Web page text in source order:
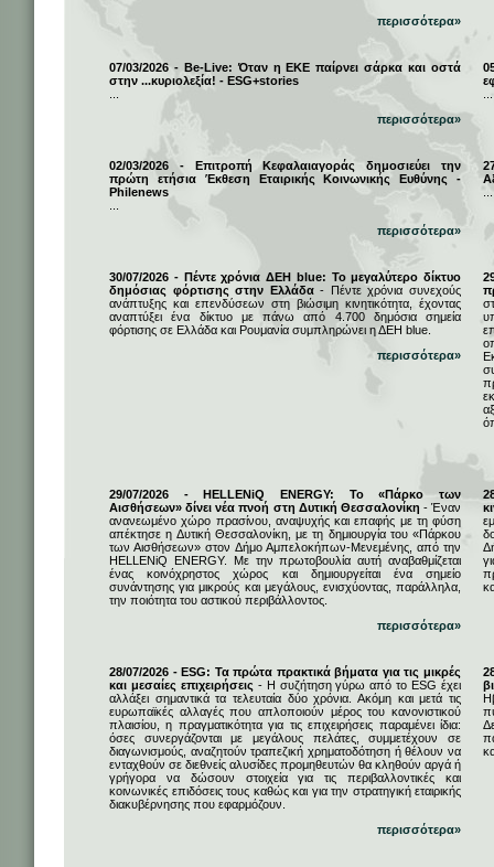
περισσότερα»
07/03/2026 - Be-Live: Όταν η ΕΚΕ παίρνει σάρκα και οστά
στην ...κυριολεξία! - ESG+stories
περισσότερα»
02/03/2026 - Επιτροπή Κεφαλαιαγοράς δημοσιεύει την
πρώτη ετήσια Έκθεση Εταιρικής Κοινωνικής Ευθύνης -
Philenews
περισσότερα»
30/07/2026 - Πέντε χρόνια ΔΕΗ blue: Το μεγαλύτερο δίκτυο
δημόσιας φόρτισης στην Ελλάδα- Πέντε χρόνια συνεχούς
ανάπτυξης και επενδύσεων στη βιώσιμη κινητικότητα, έχοντας
αναπτύξει ένα δίκτυο με πάνω από 4.700 δημόσια σημεία
φόρτισης σε Ελλάδα και Ρουμανία συμπληρώνει η ΔΕΗ blue.
περισσότερα»
29/07/2026 - HELLENiQ ENERGY: Το «Πάρκο των
Αισθήσεων» δίνει νέα πνοή στη Δυτική Θεσσαλονίκη - Έναν
ανανεωμένο χώρο πρασίνου, αναψυχής και επαφής με τη φύση
απέκτησε η Δυτική Θεσσαλονίκη, με τη δημιουργία του «Πάρκου
των Αισθήσεων» στον Δήμο Αμπελοκήπων-Μενεμένης, από την
HELLENiQ ENERGY. Με την πρωτοβουλία αυτή αναβαθμίζεται
ένας κοινόχρηστος χώρος και δημιουργείται ένα σημείο
συνάντησης για μικρούς και μεγάλους, ενισχύοντας, παράλληλα,
την ποιότητα του αστικού περιβάλλοντος.
περισσότερα»
28/07/2026 - ESG: Τα πρώτα πρακτικά βήματα για τις μικρές
και μεσαίες επιχειρήσεις - Η συζήτηση γύρω από το ESG έχει
αλλάξει σημαντικά τα τελευταία δύο χρόνια. Ακόμη και μετά τις
ευρωπαϊκές αλλαγές που απλοποιούν μέρος του κανονιστικού
πλαισίου, η πραγματικότητα για τις επιχειρήσεις παραμένει ίδια:
όσες συνεργάζονται με μεγάλους πελάτες, συμμετέχουν σε
διαγωνισμούς, αναζητούν τραπεζική χρηματοδότηση ή θέλουν να
ενταχθούν σε διεθνείς αλυσίδες προμηθευτών θα κληθούν αργά ή
γρήγορα να δώσουν στοιχεία για τις περιβαλλοντικές και
κοινωνικές επιδόσεις τους καθώς και για την στρατηγική εταιρικής
διακυβέρνησης που εφαρμόζουν.
περισσότερα»